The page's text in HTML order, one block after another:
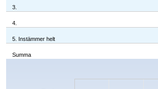
3.
4.
5. Instämmer helt
Summa
Chart
The chart has 1 X axis displaying categories.